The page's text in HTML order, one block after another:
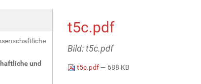
und
t5c.pdf
Bild: t5c.pdf
t5c.pdf— 688 KB